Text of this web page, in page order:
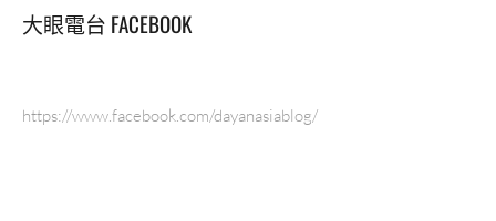
大眼電台 FACEBOOK
https://www.facebook.com/dayanasiablog/